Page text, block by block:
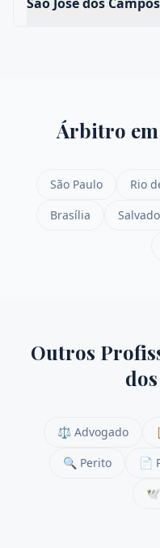
Árbitro
São Paulo Rio
Brasília
Outros
⚖️ Advogado
🔍 Perito 📄
🕊️